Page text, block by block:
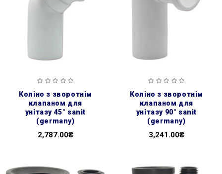
коліно з зворотнім
клапаном для
унітазу 45° sanit
(germany)
2,787.00₴
коліно з зворотнім
клапаном для
унітазу 90° sanit
(germany)
3,241.00₴